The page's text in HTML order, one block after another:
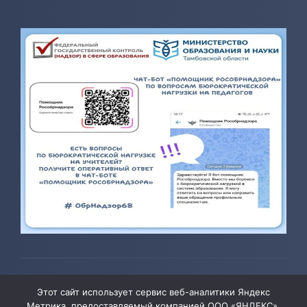
юношества»
Этот сайт использует сервис веб-аналитики Яндекс